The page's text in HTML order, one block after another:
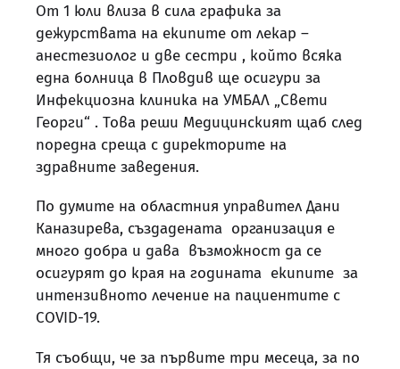
От 1 юли влиза в сила графика за
дежурствата на екипите от лекар –
анестезиолог и две сестри , който всяка
една болница в Пловдив ще осигури за
Инфекциозна клиника на УМБАЛ „Свети
Георги“ . Това реши Медицинският щаб след
поредна среща с директорите на
здравните заведения.
По думите на областния управител Дани
Каназирева, създадената организация е
много добра и дава възможност да се
осигурят до края на годината екипите за
интензивното лечение на пациентите с
COVID-19.
Тя съобщи, че за първите три месеца, за по